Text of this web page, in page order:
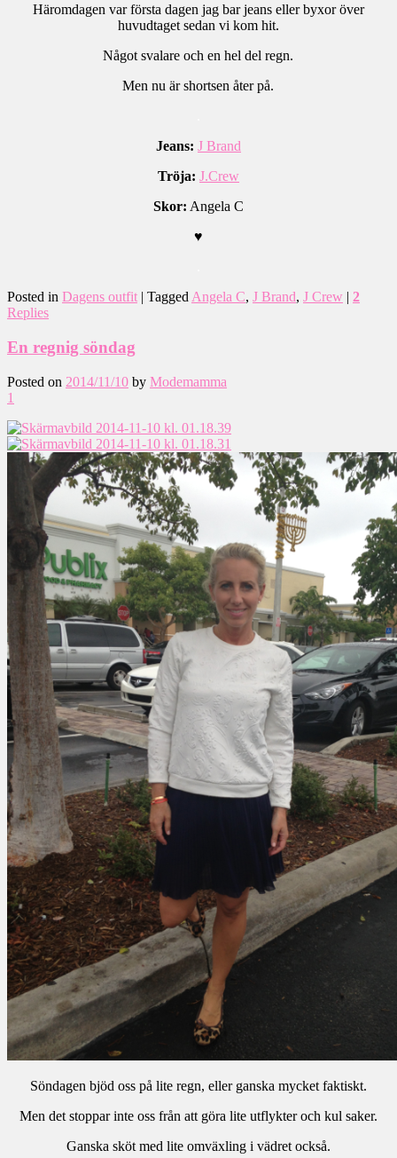
Häromdagen var första dagen jag bar jeans eller byxor över
huvudtaget sedan vi kom hit.
Något svalare och en hel del regn.
Men nu är shortsen åter på.
Jeans: J Brand
Tröja: J.Crew
Skor: Angela C
♥
Posted in Dagens outfit | Tagged Angela C, J Brand, J Crew | 2
Replies
En regnig söndag
Posted on 2014/11/10 by Modemamma
1
Söndagen bjöd oss på lite regn, eller ganska mycket faktiskt.
Men det stoppar inte oss från att göra lite utflykter och kul saker.
Ganska sköt med lite omväxling i vädret också.